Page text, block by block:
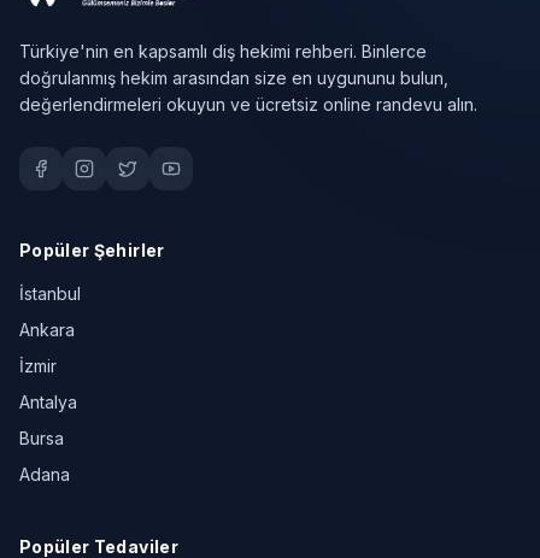
Türkiye'nin en kapsamlı diş hekimi rehberi. Binlerce
doğrulanmış hekim arasından size en uygununu bulun,
değerlendirmeleri okuyun ve ücretsiz online randevu alın.
Popüler Şehirler
İstanbul
Ankara
İzmir
Antalya
Bursa
Adana
Popüler Tedaviler